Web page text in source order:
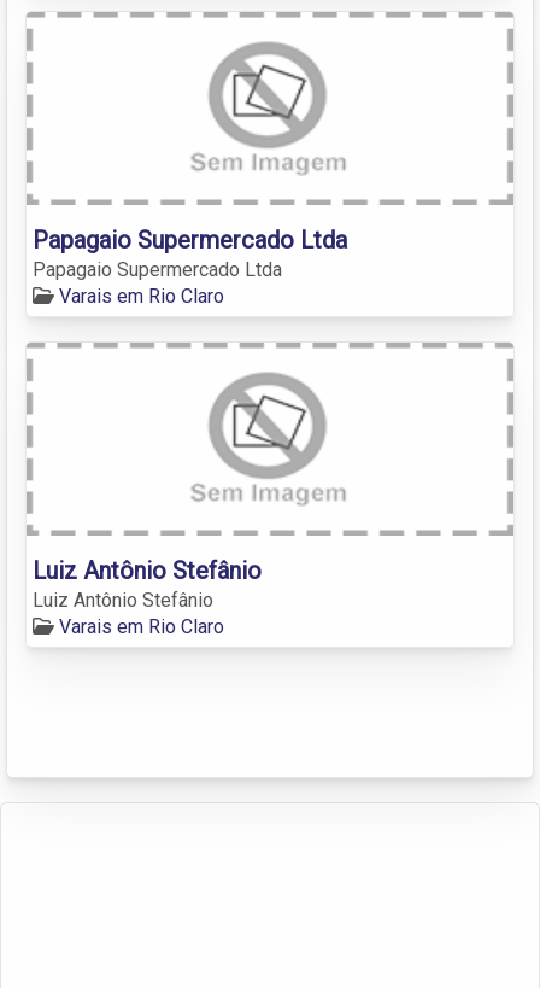
Papagaio Supermercado Ltda
Papagaio Supermercado Ltda
Varais em Rio Claro
Luiz Antônio Stefânio
Luiz Antônio Stefânio
Varais em Rio Claro